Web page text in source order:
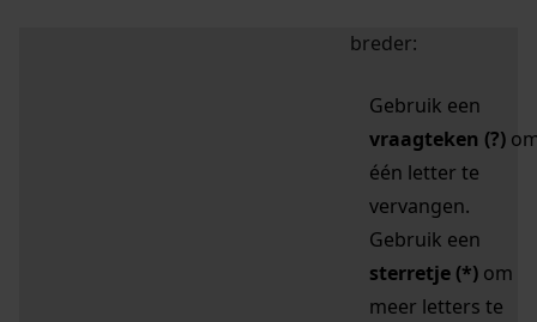
breder:
Gebruik een
vraagteken (?)
één letter te
vervangen.
Gebruik een
sterretje (*) om
meer letters te